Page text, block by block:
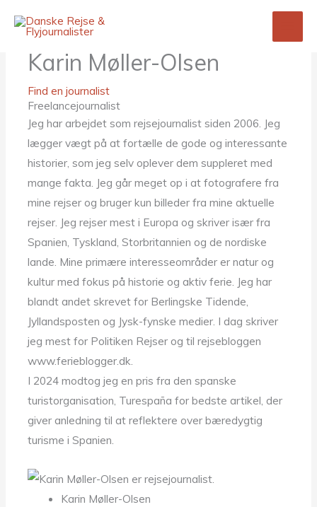
Karin Møller-Olsen
Find en journalist
Freelancejournalist
Jeg har arbejdet som rejsejournalist siden 2006. Jeg
lægger vægt på at fortælle de gode og interessante
historier, som jeg selv oplever dem suppleret med
mange fakta. Jeg går meget op i at fotografere fra
mine rejser og bruger kun billeder fra mine aktuelle
rejser. Jeg rejser mest i Europa og skriver især fra
Spanien, Tyskland, Storbritannien og de nordiske
lande. Mine primære interesseområder er natur og
kultur med fokus på historie og aktiv ferie. Jeg har
blandt andet skrevet for Berlingske Tidende,
Jyllandsposten og Jysk-fynske medier. I dag skriver
jeg mest for Politiken Rejser og til rejsebloggen
www.ferieblogger.dk.
I 2024 modtog jeg en pris fra den spanske
turistorganisation, Turespaña for bedste artikel, der
giver anledning til at reflektere over bæredygtig
turisme i Spanien.
Karin Møller-Olsen